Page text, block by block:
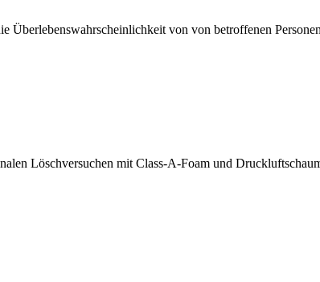
Überlebenswahrscheinlichkeit von von betroffenen
Löschversuchen mit Class-A-Foam und